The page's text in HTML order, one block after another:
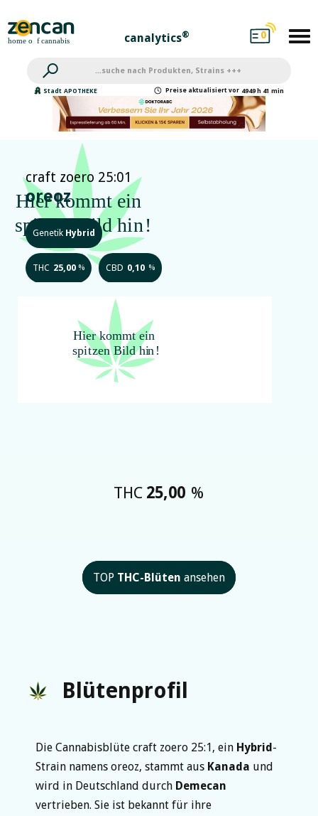
canalytics® 0
Stadt APOTHEKE Preise aktualisiert vor 4949 h 41 min
craft zoero 25:01
oreoz
Genetik Hybrid
THC 25,00 % CBD 0,10 %
THC 25,00 %
TOP THC-Blüten ansehen
Blütenprofil
Die Cannabisblüte craft zoero 25:1, ein Hybrid-
Strain namens oreoz, stammt aus Kanada und
wird in Deutschland durch Demecan
vertrieben. Sie ist bekannt für ihre